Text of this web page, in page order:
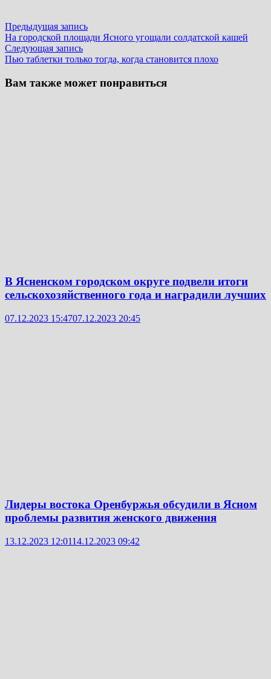
Навигация
по
записям
Предыдущая записьПредыдущая
запись:
На городской площади Ясного угощали солдатской кашей
Следующая записьСледующая
запись:
Пью таблетки только тогда, когда становится плохо
Вам также может понравиться
В Ясненском городском округе подвели итоги
сельскохозяйственного года и наградили лучших
07.12.2023 15:4707.12.2023 20:45
Лидеры востока Оренбуржья обсудили в Ясном
проблемы развития женского движения
13.12.2023 12:0114.12.2023 09:42